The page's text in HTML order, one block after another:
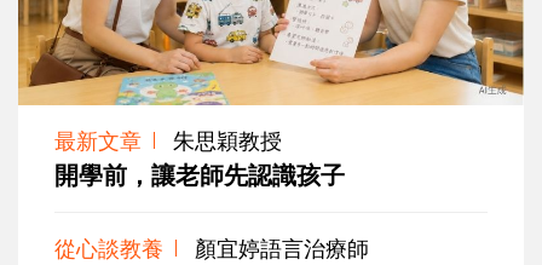
最新文章 朱思穎教授
開學前，讓老師先認識孩子
從心談教養 顏宜婷語言治療師